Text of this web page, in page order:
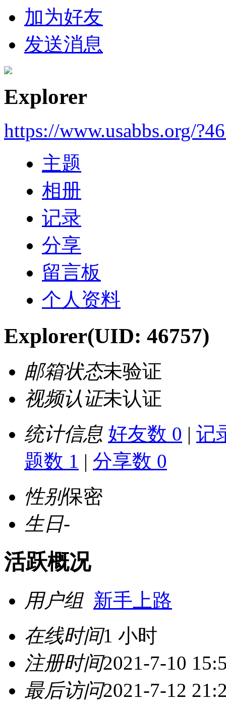
加为好友
发送消息
Explorer
https://www.usabbs.org/
主题
相册
记录
分享
留言板
个人资料
Explorer(UID: 46757)
邮箱状态未验证
视频认证未认证
统计信息 好友数 0 | 记
题数 1 | 分享数 0
性别保密
生日-
活跃概况
用户组 新手上路
在线时间1 小时
注册时间2021-7-10
最后访问2021-7-12